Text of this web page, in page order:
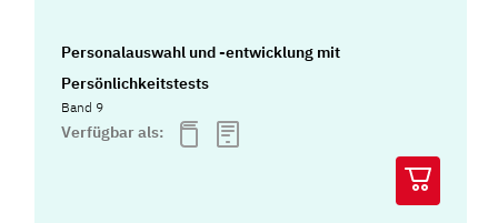
Personalauswahl und -entwicklung mit
Persönlichkeitstests
Band 9
Verfügbar als: